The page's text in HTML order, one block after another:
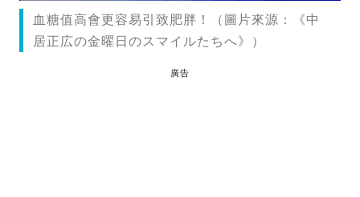
血糖值高會更容易引致肥胖！（圖片來源：《中
居正広の金曜日のスマイルたちへ》）
廣告